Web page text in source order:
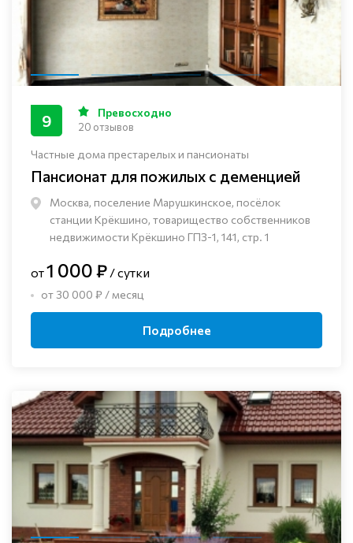
Частные дома престарелых и пансионаты
Пансионат для пожилых с деменцией
Москва, поселение Марушкинское, посёлок
станции Крёкшино, товарищество собственников
недвижимости Крёкшино ГПЗ-1, 141, стр. 1
9 Превосходно
20 отзывов
от1 000 ₽ / сутки
от 30 000 ₽ / месяц
Подробнее